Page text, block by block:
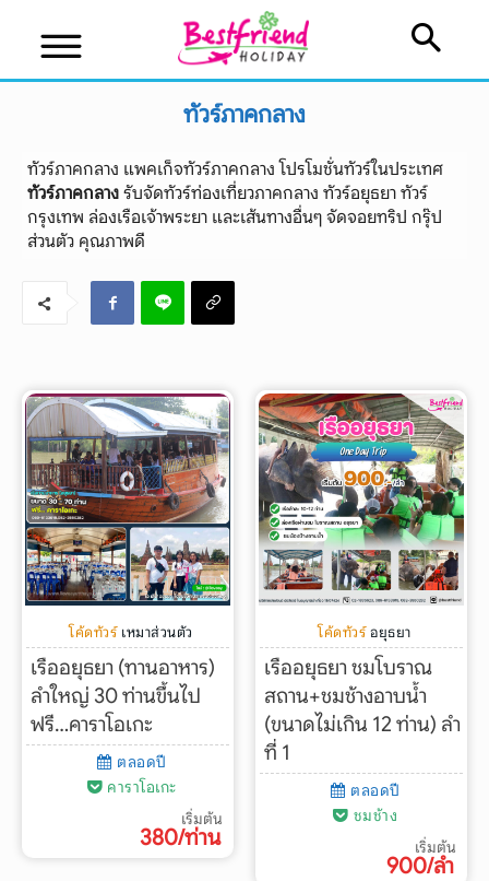
บริษัทเบสเฟรนด์ ฮอลิเดย์
เส้นทางที่ต้องการ
หน้าแรก
ทัวร์ต่างประเทศ
จัดกรุ๊ปต่างประเทศ
โปรไฟไหม้
ทัวร์ในประเทศ
จัดกรุ๊ปในประเทศ
บริการอื่นๆ
ทัวร์ภาคกลาง
ทัวร์ภาคกลาง แพคเก็จทัวร์ภาคกลาง โปรโมชั่นทัวร์ในประเทศ
ทัวร์ภาคกลาง รับจัดทัวร์ท่องเที่ยวภาคกลาง ทัวร์อยุธยา ทัวร์
กรุงเทพ ล่องเรือเจ้าพระยา และเส้นทางอื่นๆ จัดจอยทริป กรุ๊ป
ส่วนตัว คุณภาพดี
โค้ดทัวร์ เหมาส่วนตัว
เรืออยุธยา (ทานอาหาร)
ลำใหญ่ 30 ท่านขึ้นไป
ฟรี…คาราโอเกะ
ตลอดปี
คาราโอเกะ
เริ่มต้น
380/ท่าน
โค้ดทัวร์ อยุธยา
เรืออยุธยา ชมโบราณ
สถาน+ชมช้างอาบน้ำ
(ขนาดไม่เกิน 12 ท่าน) ลำ
ที่ 1
ตลอดปี
ชมช้าง
เริ่มต้น
900/ลำ